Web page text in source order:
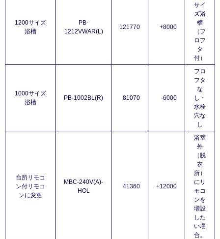
1200サイズ
浴槽
PB-
1212VWAR(L)
121770 +8000
サイ
ズ浴
槽
（フ
ロフ
タ
付）
1000サイズ
浴槽
PB-1002BL(R) 81070 -6000
フロ
フタ
な
し・
水栓
穴な
し
台所リモコ
ン付リモコ
ンに変更
MBC-240V(A)-
HOL
41360 +12000
浴室
外
（脱
衣
所）
にリ
モコ
ンを
増設
した
い場
合。